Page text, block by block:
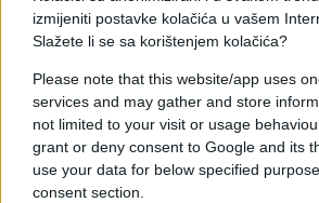
izmijeniti postavke kolačića u vašem
Slažete li se sa korištenjem kolačića?
Please note that this website/app uses
services and may gather and store
not limited to your visit or usage
grant or deny consent to Google and its
use your data for below specified
consent section.
reakcije, oglasila se i Jakovljeva
Milovčić.
"Ne komentarišem netačne i
koje su navedene. U slučaju
neistinitih navoda, bit ćemo
odgovarajuće pravne mjere",
Milovčić za Dnevno.hr.